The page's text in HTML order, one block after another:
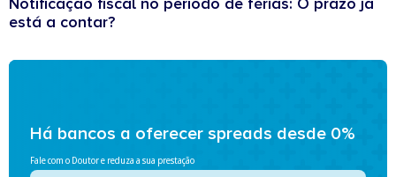
está a contar?
Há bancos a oferecer spreads desde 0%
Fale com o Doutor e reduza a sua prestação